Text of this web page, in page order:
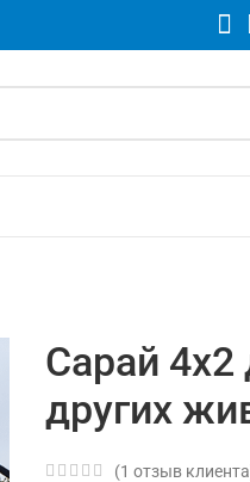
Сарай 4х2
других
(1 отзыв